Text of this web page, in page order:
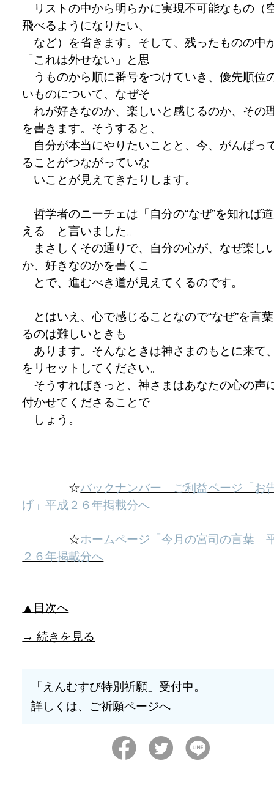
リストの中から明らかに実現不可能なもの（
飛べるようになりたい、
など）を省きます。そして、残ったものの中
「これは外せない」と思
うものから順に番号をつけていき、優先順位
いものについて、なぜそ
れが好きなのか、楽しいと感じるのか、その
を書きます。そうすると、
自分が本当にやりたいことと、今、がんばっ
ることがつながっていな
いことが見えてきたりします。
哲学者のニーチェは「自分の“なぜ”を知れば
える」と言いました。
まさしくその通りで、自分の心が、なぜ楽し
か、好きなのかを書くこ
とで、進むべき道が見えてくるのです。
とはいえ、心で感じることなので“なぜ”を言
るのは難しいときも
あります。そんなときは神さまのもとに来て
をリセットしてください。
そうすればきっと、神さまはあなたの心の声
付かせてくださることで
しょう。
☆バックナンバー ご利益ページ「お
げ」平成２６年掲載分へ
☆ホームページ「今月の宮司の言葉」
２６年掲載分へ
▲目次へ
→ 続きを見る
「えんむすび特別祈願」受付中。
詳しくは、ご祈願ページへ